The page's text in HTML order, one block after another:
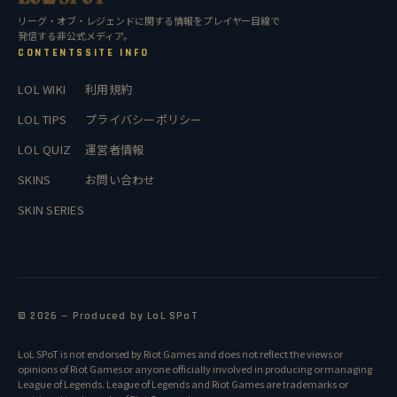
リーグ・オブ・レジェンドに関する情報をプレイヤー目線で
発信する非公式メディア。
CONTENTS
LOL WIKI
LOL TIPS
LOL QUIZ
SKINS
SKIN SERIES
SITE INFO
利用規約
プライバシーポリシー
運営者情報
お問い合わせ
© 2026 — Produced by LoL SPoT
LoL SPoT is not endorsed by Riot Games and does not reflect the views or
opinions of Riot Games or anyone officially involved in producing or managing
League of Legends. League of Legends and Riot Games are trademarks or